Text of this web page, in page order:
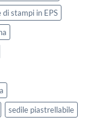
di stampi in EPS
sedile piastrellabile